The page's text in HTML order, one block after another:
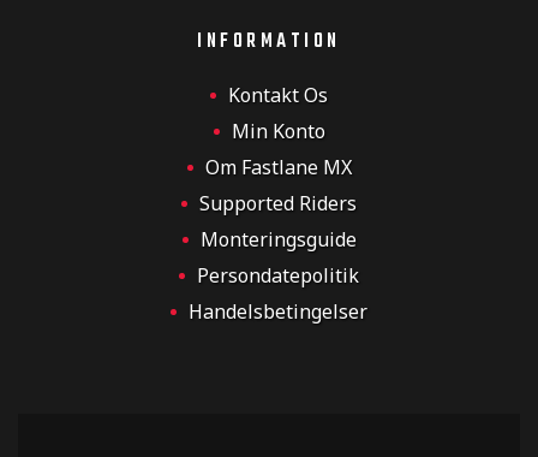
INFORMATION
Kontakt Os
Min Konto
Om Fastlane MX
Supported Riders
Monteringsguide
Persondatepolitik
Handelsbetingelser